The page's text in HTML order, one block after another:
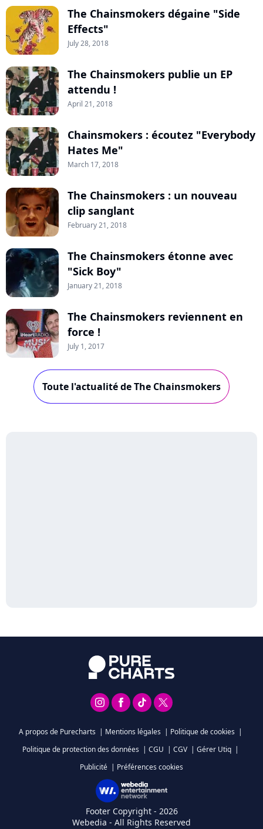
The Chainsmokers dégaine "Side
Effects"
July 28, 2018
The Chainsmokers publie un EP
attendu !
April 21, 2018
Chainsmokers : écoutez "Everybody
Hates Me"
March 17, 2018
The Chainsmokers : un nouveau
clip sanglant
February 21, 2018
The Chainsmokers étonne avec
"Sick Boy"
January 21, 2018
The Chainsmokers reviennent en
force !
July 1, 2017
Toute l'actualité de The Chainsmokers
A propos de Purecharts | Mentions légales | Politique de cookies |
Politique de protection des données | CGU | CGV | Gérer Utiq |
Publicité | Préférences cookies
Footer Copyright - 2026
Webedia - All Rights Reserved